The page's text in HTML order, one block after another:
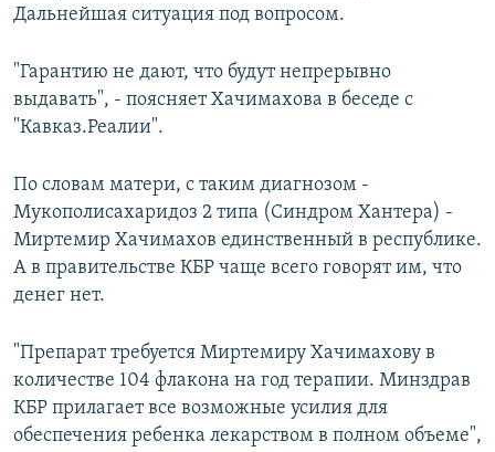
Дальнейшая ситуация под вопросом.
"Гарантию не дают, что будут непрерывно
выдавать", - поясняет Хачимахова в беседе с
"Кавказ.Реалии".
По словам матери, с таким диагнозом -
Мукополисахаридоз 2 типа (Синдром Хантера) -
Миртемир Хачимахов единственный в республике.
А в правительстве КБР чаще всего говорят им, что
денег нет.
"Препарат требуется Миртемиру Хачимахову в
количестве 104 флакона на год терапии. Минздрав
КБР прилагает все возможные усилия для
обеспечения ребенка лекарством в полном объеме",